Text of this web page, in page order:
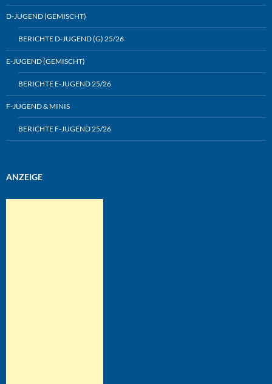
D-JUGEND (GEMISCHT)
BERICHTE D-JUGEND (G) 25/26
E-JUGEND (GEMISCHT)
BERICHTE E-JUGEND 25/26
F-JUGEND & MINIS
BERICHTE F-JUGEND 25/26
ANZEIGE